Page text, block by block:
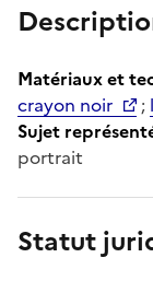
Matériaux et
crayon noir
;
Sujet
portrait
Statut